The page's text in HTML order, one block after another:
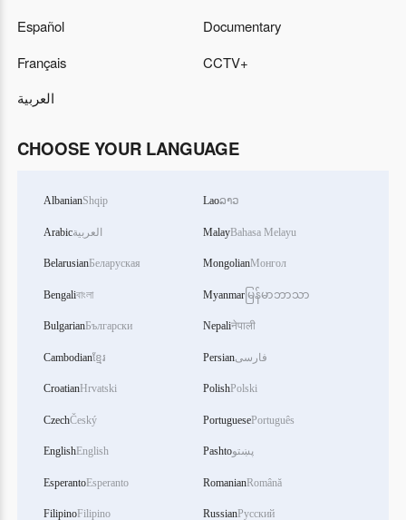
Español
Français
العربية
Documentary
CCTV+
CHOOSE YOUR LANGUAGE
AlbanianShqip
Arabicالعربية
BelarusianБеларуская
Bengaliবাংলা
BulgarianБългарски
Cambodianខ្មែរ
CroatianHrvatski
CzechČeský
EnglishEnglish
EsperantoEsperanto
FilipinoFilipino
Laoລາວ
MalayBahasa Melayu
MongolianМонгол
Myanmar မြန်မာဘာသာ
Nepaliनेपाली
Persianفارسی
PolishPolski
PortuguesePortuguês
Pashtoپښتو
RomanianRomână
RussianРусский